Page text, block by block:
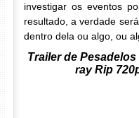
investigar os eventos
resultado, a verdade
dentro dela ou algo, ou
Trailer de
ray Rip